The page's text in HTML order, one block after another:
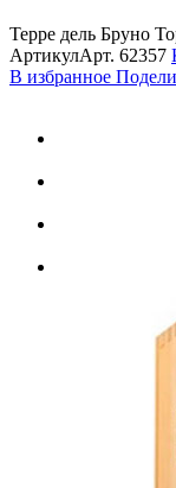
Терре дель Бруно
АртикулАрт. 62357
В избранное